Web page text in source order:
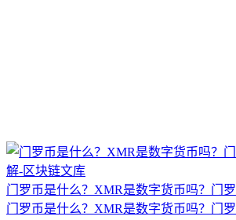
门罗币是什么？XMR是数字货币吗？门
门罗币是什么？XMR是数字货币吗？门